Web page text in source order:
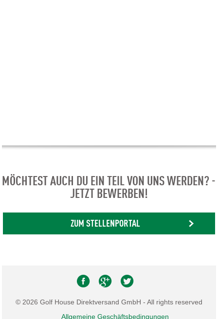
MÖCHTEST AUCH DU EIN TEIL VON UNS WERDEN? -
JETZT BEWERBEN!
ZUM STELLENPORTAL
© 2026 Golf House Direktversand GmbH - All rights reserved
Allgemeine Geschäftsbedingungen